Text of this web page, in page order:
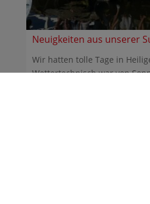
Neuigkeiten aus unserer
Wir hatten tolle Tage in
Wettertechnisch war von